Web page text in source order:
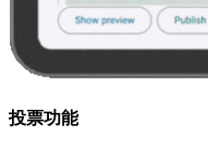
投票功能